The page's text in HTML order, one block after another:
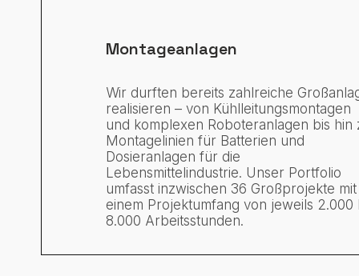
Montageanlagen
Wir durften bereits zahlreiche
realisieren – von Kühlleitungsmontagen
und komplexen Roboteranlagen bis hin
Montagelinien für Batterien und
Dosieranlagen für die
Lebensmittelindustrie. Unser Portfolio
umfasst inzwischen 36 Großprojekte mit
einem Projektumfang von jeweils 2.000
8.000 Arbeitsstunden.